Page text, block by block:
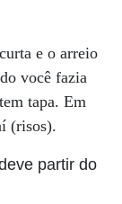
e o arreio
você fazia
tapa. Em
(risos).
partir do